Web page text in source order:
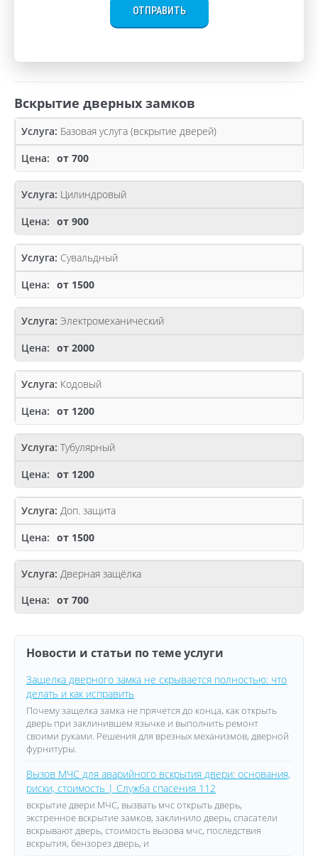
ОТПРАВИТЬ
Вскрытие дверных замков
Базовая услуга (вскрытие дверей)
от 700
Цилиндровый
от 900
Сувальдный
от 1500
Электромеханический
от 2000
Кодовый
от 1200
Тубулярный
от 1200
Доп. защита
от 1500
Дверная защёлка
от 700
Новости и статьи по теме услуги
Защелка дверного замка не скрывается полностью: что
делать и как исправить
Почему защелка замка не прячется до конца, как открыть
дверь при заклинившем язычке и выполнить ремонт
своими руками. Решения для врезных механизмов, дверной
фурнитуры.
Вызов МЧС для аварийного вскрытия двери: основания,
риски, стоимость | Служба спасения 112
вскрытие двери МЧС, вызвать мчс открыть дверь,
экстренное вскрытие замков, заклинило дверь, спасатели
вскрывают дверь, стоимость вызова мчс, последствия
вскрытия, бензорез дверь, и